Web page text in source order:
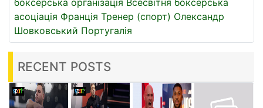
боксерська організація Всесвітня боксерська
асоціація Франція Тренер (спорт) Олександр
Шовковський Португалія
RECENT POSTS